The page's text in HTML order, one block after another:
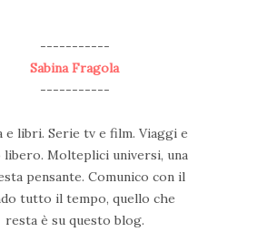
-----------
Sabina Fragola
-----------
e libri. Serie tv e film. Viaggi e
libero. Molteplici universi, una
pensante. Comunico con il
tutto il tempo, quello che
resta è su questo blog.